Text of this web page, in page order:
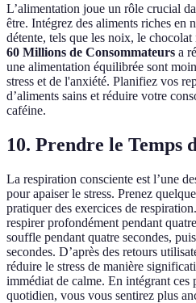
L’alimentation joue un rôle crucial
être. Intégrez des aliments riches en
détente, tels que les noix, le
60 Millions de Consommateurs a
une alimentation équilibrée sont
stress et de l'anxiété. Planifiez vos
d’aliments sains et réduire votre
caféine.
10. Prendre le Temps
La respiration consciente est l’une
pour apaiser le stress. Prenez
pratiquer des exercices de
respirer profondément pendant
souffle pendant quatre secondes,
secondes. D’après des retours
réduire le stress de manière
immédiat de calme. En intégrant ces
quotidien, vous vous sentirez plus